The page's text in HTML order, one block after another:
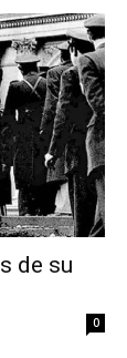
de su
0